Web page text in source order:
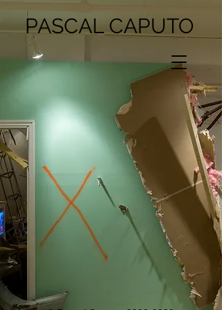
PASCAL CAPUTO